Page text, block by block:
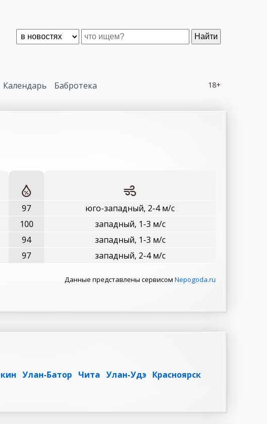
Найти
18+
Календарь Бабротека
97
юго-западный, 2-4 м/с
100
западный, 1-3 м/с
94
западный, 1-3 м/с
97 западный, 2-4 м/с
Данные представлены сервисом Nepogoda.ru
Улан-Батор Чита Улан-Удэ Красноярск